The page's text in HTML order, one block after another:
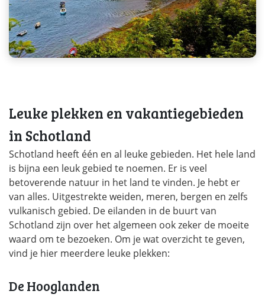
Leuke plekken en vakantiegebieden
in Schotland
Schotland heeft één en al leuke gebieden. Het hele land
is bijna een leuk gebied te noemen. Er is veel
betoverende natuur in het land te vinden. Je hebt er
van alles. Uitgestrekte weiden, meren, bergen en zelfs
vulkanisch gebied. De eilanden in de buurt van
Schotland zijn over het algemeen ook zeker de moeite
waard om te bezoeken. Om je wat overzicht te geven,
vind je hier meerdere leuke plekken:
De Hooglanden